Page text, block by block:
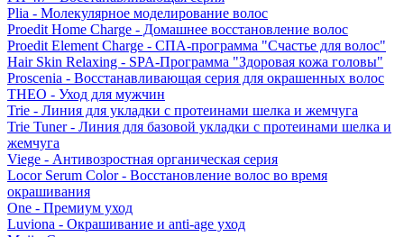
Plia - Молекулярное моделирование волос
Proedit Home Charge - Домашнее восстановление волос
Proedit Element Charge - СПА-программа "Счастье для волос"
Hair Skin Relaxing - SPA-Программа "Здоровая кожа головы"
Proscenia - Восстанавливающая серия для окрашенных волос
THEO - Уход для мужчин
Trie - Линия для укладки с протеинами шелка и жемчуга
Trie Tuner - Линия для базовой укладки с протеинами шелка и
жемчуга
Viege - Антивозростная органическая серия
Locor Serum Color - Восстановление волос во время
окрашивания
One - Премиум уход
Luviona - Окрашивание и anti-age уход